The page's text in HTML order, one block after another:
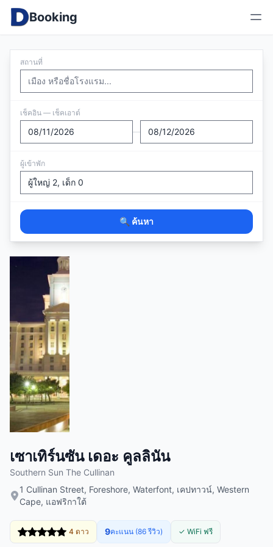
Booking
สถานที่
เช็คอิน — เช็คเอาต์
—
ผู้เข้าพัก
🔍 ค้นหา
เซาเทิร์นซัน เดอะ คูลลินัน
Southern Sun The Cullinan
1 Cullinan Street, Foreshore, Waterfont, เคปทาวน์, Western
Cape, แอฟริกาใต้
4 ดาว 9คะแนน (86 รีวิว) ✓ WiFi ฟรี